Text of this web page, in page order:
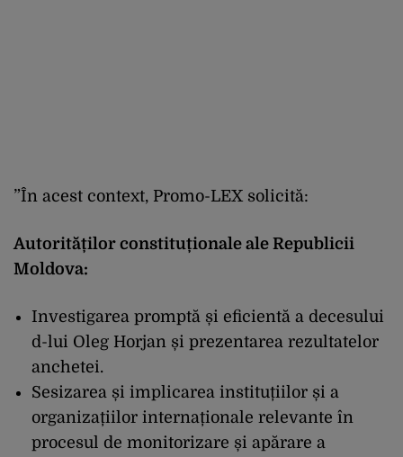
”În acest context, Promo-LEX solicită:
Autorităților constituționale ale Republicii
Moldova:
Investigarea promptă și eficientă a decesului
d-lui Oleg Horjan și prezentarea rezultatelor
anchetei.
Sesizarea și implicarea instituțiilor și a
organizațiilor internaționale relevante în
procesul de monitorizare și apărare a